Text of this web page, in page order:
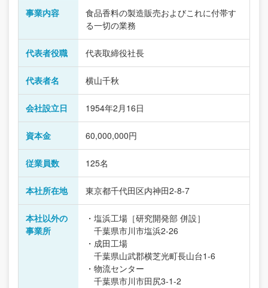
事業内容
食品香料の製造販売およびこれに付帯す
る一切の業務
代表者役職 代表取締役社長
代表者名 横山千秋
会社設立日 1954年2月16日
資本金 60,000,000円
従業員数 125名
本社所在地 東京都千代田区内神田2-8-7
本社以外の
事業所
・塩浜工場［研究開発部 併設］
千葉県市川市塩浜2-26
・成田工場
千葉県山武郡横芝光町長山台1-6
・物流センター
千葉県市川市田尻3-1-2